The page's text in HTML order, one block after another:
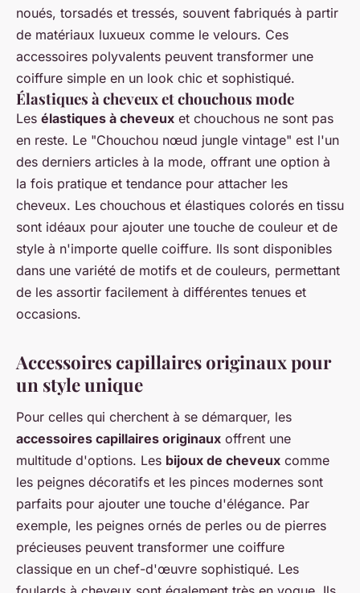
noués, torsadés et tressés, souvent fabriqués à partir
de matériaux luxueux comme le velours. Ces
accessoires polyvalents peuvent transformer une
coiffure simple en un look chic et sophistiqué.
Élastiques à cheveux et chouchous mode
Les élastiques à cheveux et chouchous ne sont pas
en reste. Le "Chouchou nœud jungle vintage" est l'un
des derniers articles à la mode, offrant une option à
la fois pratique et tendance pour attacher les
cheveux. Les chouchous et élastiques colorés en tissu
sont idéaux pour ajouter une touche de couleur et de
style à n'importe quelle coiffure. Ils sont disponibles
dans une variété de motifs et de couleurs, permettant
de les assortir facilement à différentes tenues et
occasions.
Accessoires capillaires originaux pour
un style unique
Pour celles qui cherchent à se démarquer, les
accessoires capillaires originaux offrent une
multitude d'options. Les bijoux de cheveux comme
les peignes décoratifs et les pinces modernes sont
parfaits pour ajouter une touche d'élégance. Par
exemple, les peignes ornés de perles ou de pierres
précieuses peuvent transformer une coiffure
classique en un chef-d'œuvre sophistiqué. Les